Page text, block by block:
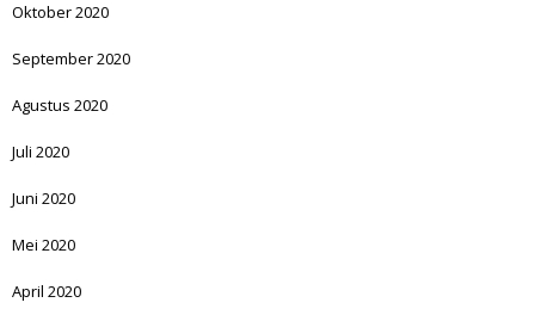
Oktober 2020
September 2020
Agustus 2020
Juli 2020
Juni 2020
Mei 2020
April 2020